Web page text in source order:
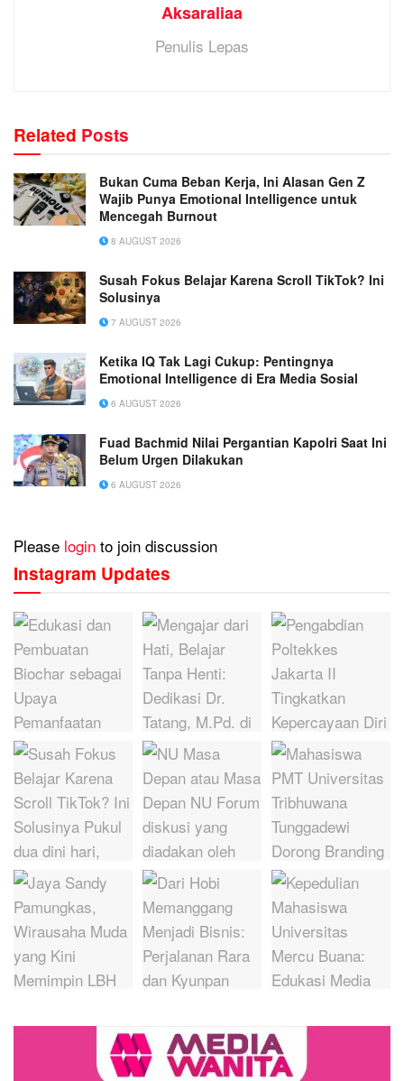
Aksaraliaa
Penulis Lepas
Related Posts
Bukan Cuma Beban Kerja, Ini Alasan Gen Z
Wajib Punya Emotional Intelligence untuk
Mencegah Burnout
8 AUGUST 2026
Susah Fokus Belajar Karena Scroll TikTok? Ini
Solusinya
7 AUGUST 2026
Ketika IQ Tak Lagi Cukup: Pentingnya
Emotional Intelligence di Era Media Sosial
6 AUGUST 2026
Fuad Bachmid Nilai Pergantian Kapolri Saat Ini
Belum Urgen Dilakukan
6 AUGUST 2026
Please login to join discussion
Instagram Updates